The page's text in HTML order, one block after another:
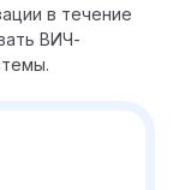
в течение
ВИЧ-